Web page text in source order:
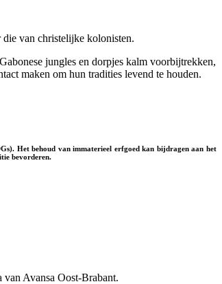
van christelijke kolonisten.
jungles en dorpjes kalm voorbijtrekken,
maken om hun tradities levend te houden.
Het behoud van immaterieel erfgoed kan bijdragen aan het
bevorderen.
Avansa Oost-Brabant.